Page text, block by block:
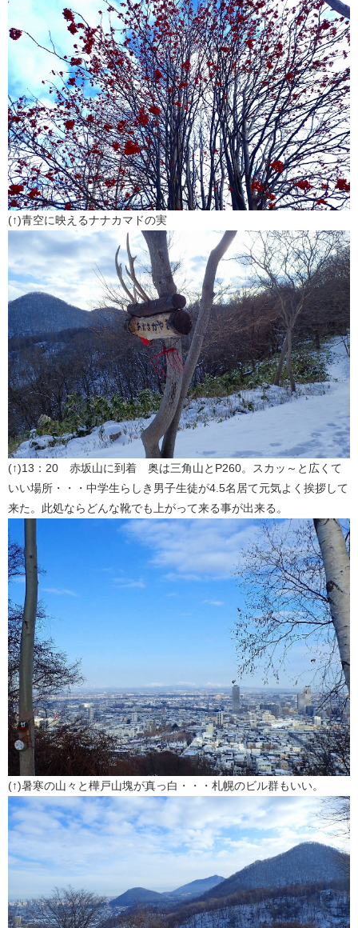
(↑)青空に映えるナナカマドの実
(↑)13：20 赤坂山に到着 奥は三角山とP260。スカッ～と広くて
いい場所・・・中学生らしき男子生徒が4.5名居て元気よく挨拶して
来た。此処ならどんな靴でも上がって来る事が出来る。
(↑)暑寒の山々と樺戸山塊が真っ白・・・札幌のビル群もいい。